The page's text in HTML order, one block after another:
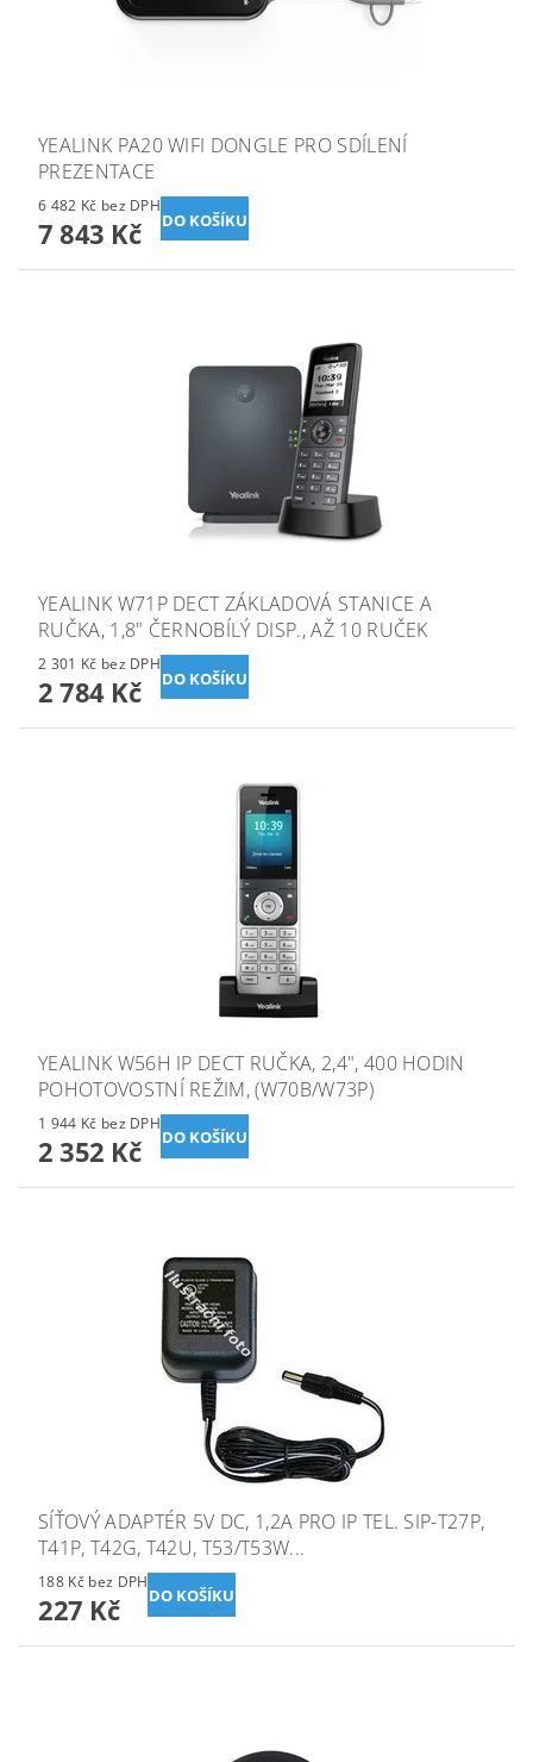
YEALINK PA20 WIFI DONGLE PRO SDÍLENÍ
PREZENTACE
6 482 Kč bez DPH
7 843 Kč
YEALINK W71P DECT ZÁKLADOVÁ STANICE A
RUČKA, 1,8" ČERNOBÍLÝ DISP., AŽ 10 RUČEK
2 301 Kč bez DPH
2 784 Kč
YEALINK W56H IP DECT RUČKA, 2,4", 400 HODIN
POHOTOVOSTNÍ REŽIM, (W70B/W73P)
1 944 Kč bez DPH
2 352 Kč
SÍŤOVÝ ADAPTÉR 5V DC, 1,2A PRO IP TEL. SIP-T27P,
T41P, T42G, T42U, T53/T53W...
188 Kč bez DPH
227 Kč